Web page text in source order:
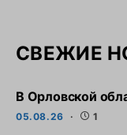
СВЕЖИЕ
В Орловской
05.08.26 1